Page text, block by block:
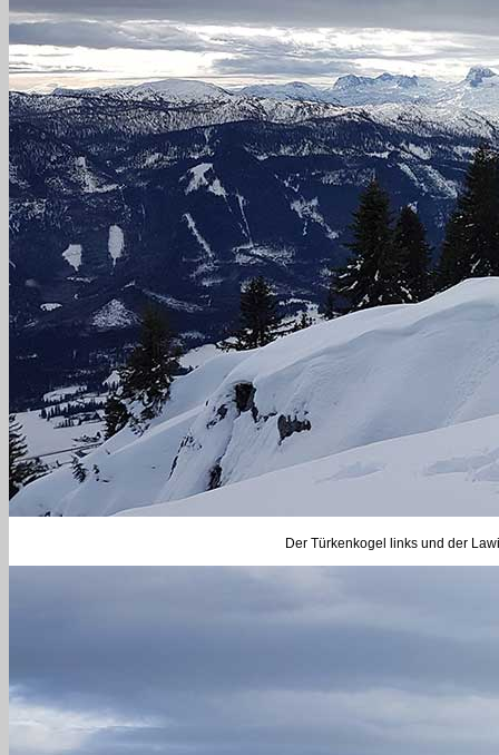
Der Türkenkogel links und der